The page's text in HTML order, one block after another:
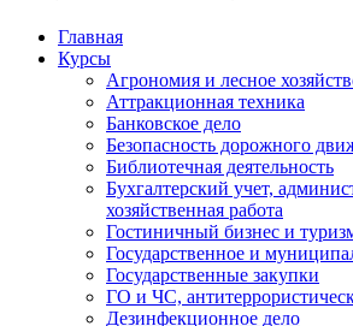
Главная
Курсы
Агрономия и лесное
Аттракционная техника
Банковское дело
Безопасность дорожного
Библиотечная деятельность
Бухгалтерский учет,
хозяйственная работа
Гостиничный бизнес и
Государственное и
Государственные закупки
ГО и ЧС,
Дезинфекционное дело